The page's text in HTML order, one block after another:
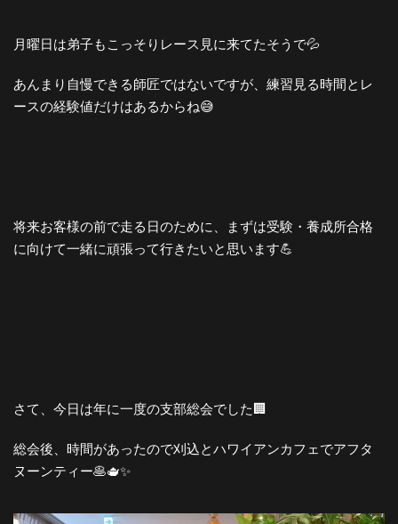
月曜日は弟子もこっそりレース見に来てたそうで💦
あんまり自慢できる師匠ではないですが、練習見る時間とレ
ースの経験値だけはあるからね😅
将来お客様の前で走る日のために、まずは受験・養成所合格
に向けて一緒に頑張って行きたいと思います💪
さて、今日は年に一度の支部総会でした🏢
総会後、時間があったので刈込とハワイアンカフェでアフタ
ヌーンティー🥞🫖✨